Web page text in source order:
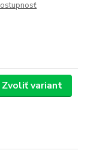
Zvoliť variant